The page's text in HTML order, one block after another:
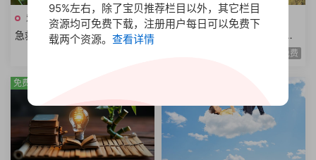
爱好•生活
急救知识普及课程急救流程心
爱好•生活
自我快速成长课程案例拆解职
场学习生活场景高效成长方法
免费
免费
95%左右，除了宝贝推荐栏目以外，其它栏目
资源均可免费下载，注册用户每日可以免费下
载两个资源。 查看详情